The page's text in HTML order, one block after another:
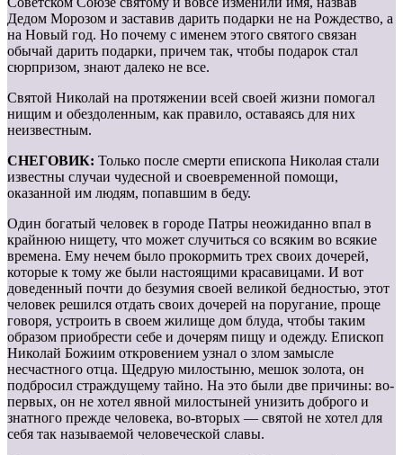
Дедом Морозом и заставив дарить подарки не на Рождество, а
на Новый год. Но почему с именем этого святого связан
обычай дарить подарки, причем так, чтобы подарок стал
сюрпризом, знают далеко не все.
Святой Николай на протяжении всей своей жизни помогал
нищим и обездоленным, как правило, оставаясь для них
неизвестным.
СНЕГОВИК: Только после смерти епископа Николая стали
известны случаи чудесной и своевременной помощи,
оказанной им людям, попавшим в беду.
Один богатый человек в городе Патры неожиданно впал в
крайнюю нищету, что может случиться со всяким во всякие
времена. Ему нечем было прокормить трех своих дочерей,
которые к тому же были настоящими красавицами. И вот
доведенный почти до безумия своей великой бедностью, этот
человек решился отдать своих дочерей на поругание, проще
говоря, устроить в своем жилище дом блуда, чтобы таким
образом приобрести себе и дочерям пищу и одежду. Епископ
Николай Божиим откровением узнал о злом замысле
несчастного отца. Щедрую милостыню, мешок золота, он
подбросил страждущему тайно. На это были две причины: во-
первых, он не хотел явной милостыней унизить доброго и
знатного прежде человека, во-вторых — святой не хотел для
себя так называемой человеческой славы.